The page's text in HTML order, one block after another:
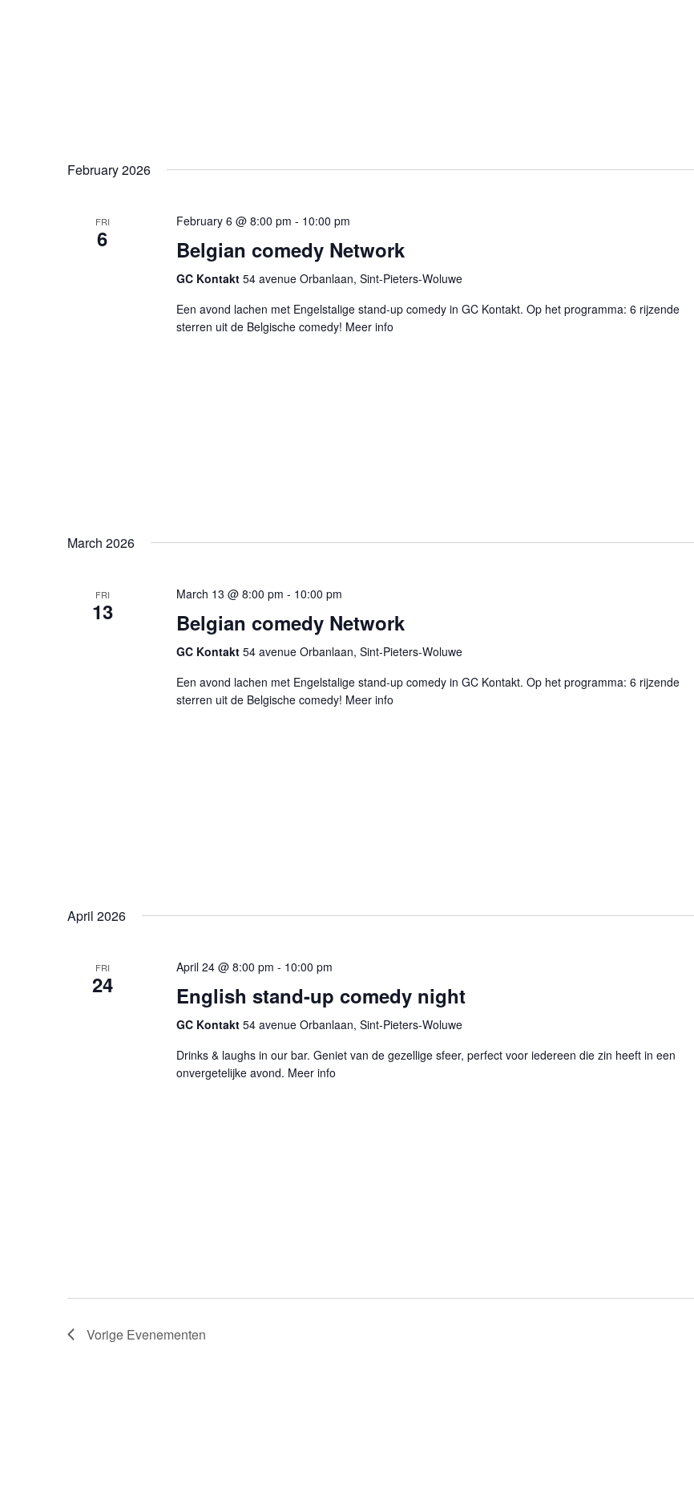
February 2026
FRI
6
February 6 @ 8:00 pm - 10:00 pm
Belgian comedy Network
GC Kontakt 54 avenue Orbanlaan, Sint-Pieters-Woluwe
Een avond lachen met Engelstalige stand-up comedy in GC Kontakt. Op het programma: 6 rijzende
sterren uit de Belgische comedy! Meer info
March 2026
FRI
13
March 13 @ 8:00 pm - 10:00 pm
Belgian comedy Network
GC Kontakt 54 avenue Orbanlaan, Sint-Pieters-Woluwe
Een avond lachen met Engelstalige stand-up comedy in GC Kontakt. Op het programma: 6 rijzende
sterren uit de Belgische comedy! Meer info
April 2026
FRI
24
April 24 @ 8:00 pm - 10:00 pm
English stand-up comedy night
GC Kontakt 54 avenue Orbanlaan, Sint-Pieters-Woluwe
Drinks & laughs in our bar. Geniet van de gezellige sfeer, perfect voor iedereen die zin heeft in een
onvergetelijke avond. Meer info
Vorige Evenementen